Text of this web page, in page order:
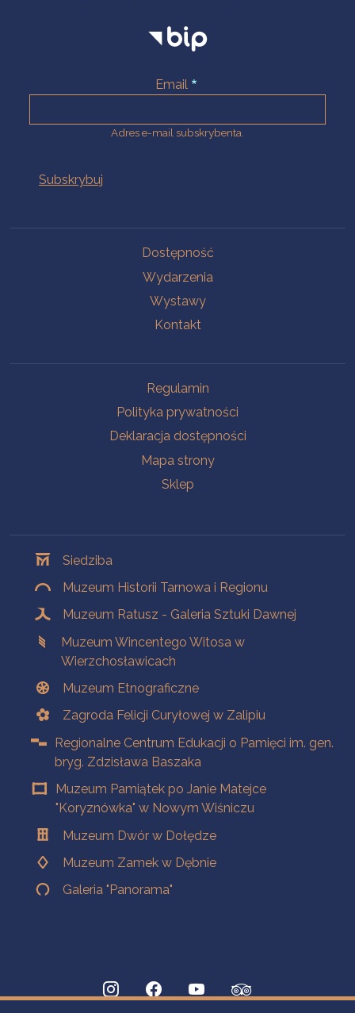
Email
Adres e-mail subskrybenta.
Dostępność
Wydarzenia
Wystawy
Kontakt
Regulamin
Polityka prywatności
Deklaracja dostępności
Mapa strony
Sklep
Siedziba
Muzeum Historii Tarnowa i Regionu
Muzeum Ratusz - Galeria Sztuki Dawnej
Muzeum Wincentego Witosa w
Wierzchosławicach
Muzeum Etnograficzne
Zagroda Felicji Curyłowej w Zalipiu
Regionalne Centrum Edukacji o Pamięci im. gen.
bryg. Zdzisława Baszaka
Muzeum Pamiątek po Janie Matejce
"Koryznówka" w Nowym Wiśniczu
Muzeum Dwór w Dołędze
Muzeum Zamek w Dębnie
Galeria "Panorama"